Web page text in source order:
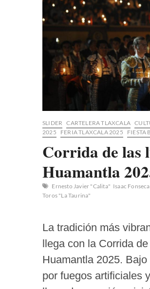
SLIDER CARTELERA TLAXCALA
2025
FERIA TLAXCALA 2025 FIESTA
Corrida de las
Huamantla
Ernesto Javier "Calita" Isaac Fonseca
Toros "La Taurina"
La tradición más
llega con la Corrida
Huamantla 2025.
por fuegos artificiales